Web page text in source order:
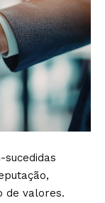
de valores.